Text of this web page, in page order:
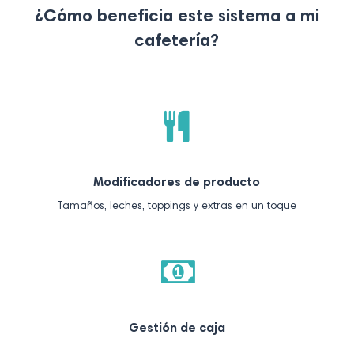
¿Cómo beneficia este sistema a mi
cafetería?
Modificadores de producto
Tamaños, leches, toppings y extras en un toque
Gestión de caja